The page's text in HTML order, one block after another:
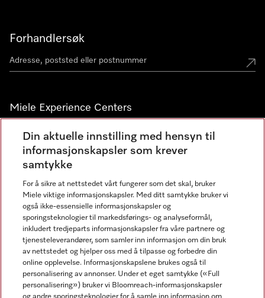
Forhandlersøk
Miele Experience Centers
Miele Experience Center Nesbru
Miele Outlet Nesbru
Nyhetsbrev
Din aktuelle innstilling med hensyn til
informasjonskapsler som krever
samtykke
For å sikre at nettstedet vårt fungerer som det skal, bruker
Miele viktige informasjonskapsler. Med ditt samtykke bruker vi
også ikke-essensielle informasjonskapsler og
sporingsteknologier til markedsførings- og analyseformål,
inkludert tredjeparts informasjonskapsler fra våre partnere og
tjenesteleverandører, som samler inn informasjon om din bruk
av nettstedet og hjelper oss med å tilpasse og forbedre din
online opplevelse. Informasjonskapslene brukes også til
personalisering av annonser. Under et eget samtykke («Full
personalisering») bruker vi Bloomreach-informasjonskapsler